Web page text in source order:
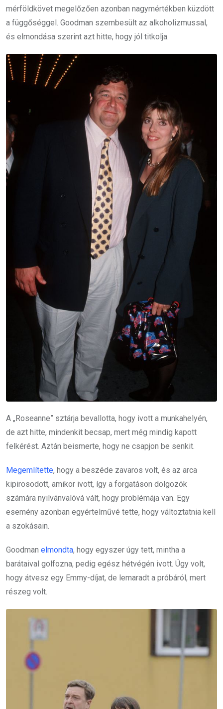
mérföldkövet megelőzően azonban nagymértékben küzdött
a függőséggel. Goodman szembesült az alkoholizmussal,
és elmondása szerint azt hitte, hogy jól titkolja.
A „Roseanne” sztárja bevallotta, hogy ivott a munkahelyén,
de azt hitte, mindenkit becsap, mert még mindig kapott
felkérést. Aztán beismerte, hogy ne csapjon be senkit.
Megemlítette, hogy a beszéde zavaros volt, és az arca
kipirosodott, amikor ivott, így a forgatáson dolgozók
számára nyilvánvalóvá vált, hogy problémája van. Egy
esemény azonban egyértelművé tette, hogy változtatnia kell
a szokásain.
Goodman elmondta, hogy egyszer úgy tett, mintha a
barátaival golfozna, pedig egész hétvégén ivott. Úgy volt,
hogy átvesz egy Emmy-díjat, de lemaradt a próbáról, mert
részeg volt.